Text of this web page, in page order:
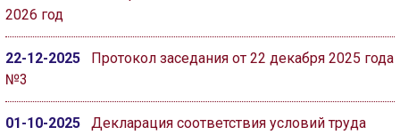
2026 год
22-12-2025
Протокол заседания от 22 декабря 2025 года
№3
01-10-2025
Декларация соответствия условий труда